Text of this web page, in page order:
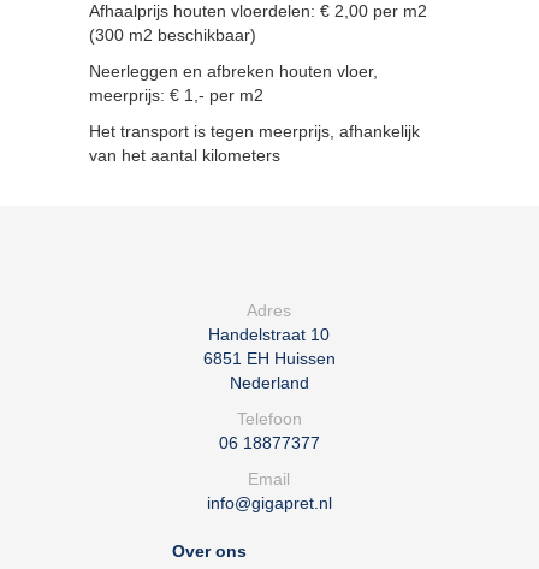
Afhaalprijs houten vloerdelen: € 2,00 per m2
(300 m2 beschikbaar)
Neerleggen en afbreken houten vloer,
meerprijs: € 1,- per m2
Het transport is tegen meerprijs, afhankelijk
van het aantal kilometers
Adres
Handelstraat 10
6851 EH Huissen
Nederland
Telefoon
06 18877377
Email
info@gigapret.nl
Over ons